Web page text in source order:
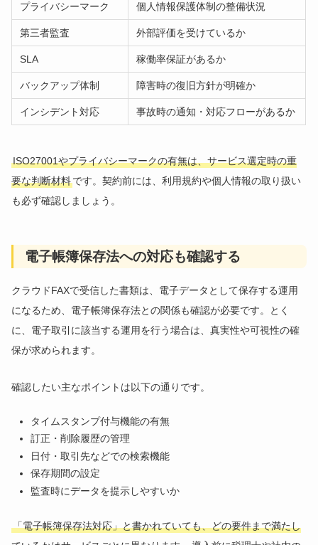
プライバシーマーク 個人情報保護体制の整備状況
第三者監査 外部評価を受けているか
SLA 稼働率保証があるか
バックアップ体制 障害時の復旧方針が明確か
インシデント対応 事故時の通知・対応フローがあるか
ISO27001やプライバシーマークの有無は、サービス選定時の重
要な判断材料です。契約前には、利用規約や個人情報の取り扱い
も必ず確認しましょう。
電子帳簿保存法への対応も確認する
クラウドFAXで受信した書類は、電子データとして保存する運用
になるため、電子帳簿保存法との関係も確認が必要です。とく
に、電子取引に該当する運用を行う場合は、真実性や可視性の確
保が求められます。
確認したい主なポイントは以下の通りです。
タイムスタンプ付与機能の有無
訂正・削除履歴の管理
日付・取引先などでの検索機能
保存期間の設定
監査時にデータを提示しやすいか
「電子帳簿保存法対応」と書かれていても、どの要件まで満たし